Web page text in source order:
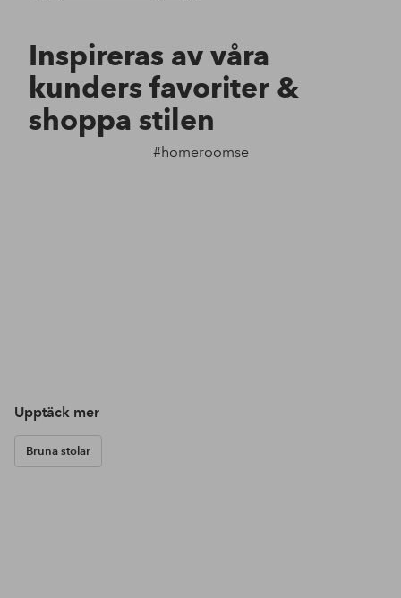
Inspireras av våra
kunders favoriter &
shoppa stilen
#homeroomse
Upptäck mer
Bruna stolar